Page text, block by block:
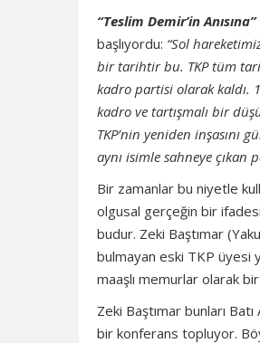
“Teslim Demir’in Anısına”
başlıyordu: “Sol
bir tarihtir bu. TKP tüm
kadro partisi olarak kaldı.
kadro ve tartışmalı bir
TKP’nin yeniden inşasını
aynı isimle sahneye
Bir zamanlar bu niyetle
olgusal gerçeğin bir
budur. Zeki Baştımar
bulmayan eski TKP üyesi
maaşlı memurlar olarak
Zeki Baştımar bunları
bir konferans topluyor.